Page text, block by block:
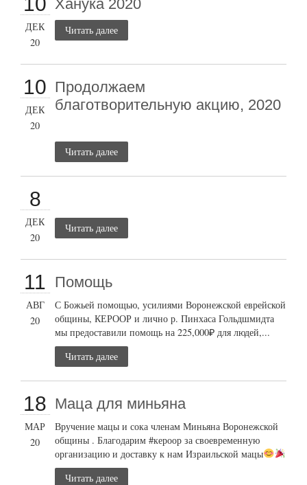
ДЕК
20
Ханука 2020
Читать далее
10
ДЕК
20
Продолжаем
благотворительную акцию, 2020
Читать далее
8
ДЕК
20
Читать далее
11
АВГ
20
Помощь
С Божьей помощью, усилиями Воронежской еврейской
общины, КЕРООР и лично р. Пинхаса Гольдшмидта
мы предоставили помощь на 225,000₽ для людей,...
Читать далее
18
МАР
20
Маца для миньяна
Вручение мацы и сока членам Миньяна Воронежской
общины . Благодарим #кероор за своевременную
организацию и доставку к нам Израильской мацы
Читать далее